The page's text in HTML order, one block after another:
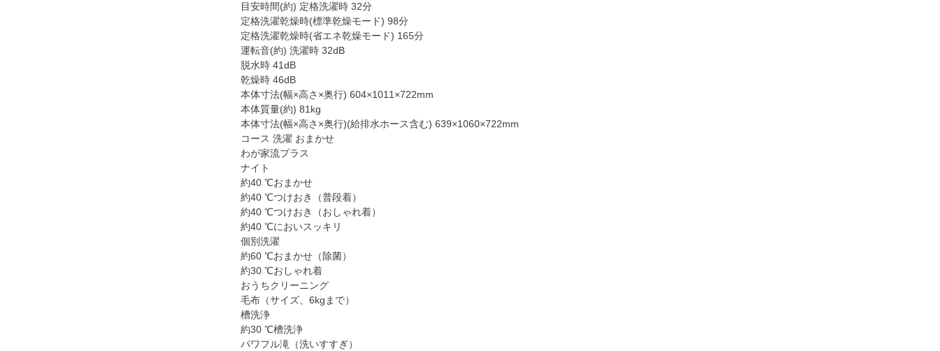
目安時間(約) 定格洗濯時 32分
定格洗濯乾燥時(標準乾燥モード) 98分
定格洗濯乾燥時(省エネ乾燥モード) 165分
運転音(約) 洗濯時 32dB
脱水時 41dB
乾燥時 46dB
本体寸法(幅×高さ×奥行) 604×1011×722mm
本体質量(約) 81kg
本体寸法(幅×高さ×奥行)(給排水ホース含む) 639×1060×722mm
コース 洗濯 おまかせ
わが家流プラス
ナイト
約40 ℃おまかせ
約40 ℃つけおき（普段着）
約40 ℃つけおき（おしゃれ着）
約40 ℃においスッキリ
個別洗濯
約60 ℃おまかせ（除菌）
約30 ℃おしゃれ着
おうちクリーニング
毛布（サイズ、6kgまで）
槽洗浄
約30 ℃槽洗浄
パワフル滝（洗いすすぎ）